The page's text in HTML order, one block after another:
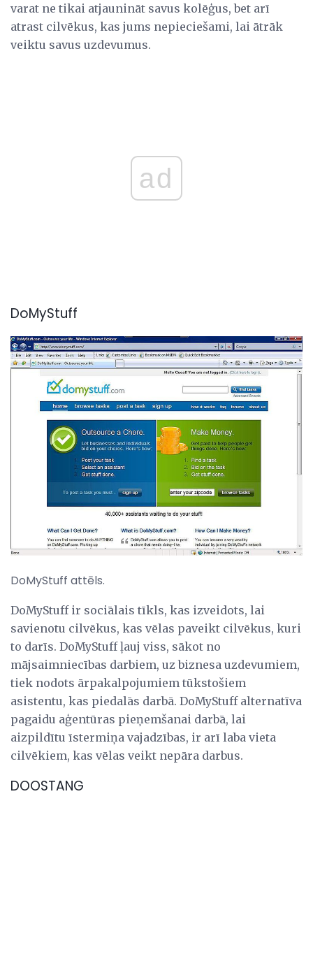
varat ne tikai atjaunināt savus kolēģus, bet arī
atrast cilvēkus, kas jums nepieciešami, lai ātrāk
veiktu savus uzdevumus.
ad
DoMyStuff
DoMyStuff attēls.
DoMyStuff ir sociālais tīkls, kas izveidots, lai
savienotu cilvēkus, kas vēlas paveikt cilvēkus, kuri
to darīs. DoMyStuff ļauj viss, sākot no
mājsaimniecības darbiem, uz biznesa uzdevumiem,
tiek nodots ārpakalpojumiem tūkstošiem
asistentu, kas piedalās darbā. DoMyStuff alternatīva
pagaidu aģentūras pieņemšanai darbā, lai
aizpildītu īstermiņa vajadzības, ir arī laba vieta
cilvēkiem, kas vēlas veikt nepāra darbus.
DOOSTANG